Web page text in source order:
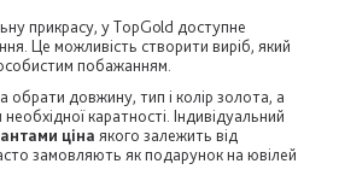
прикрасу, у TopGold доступне
Це можливість створити виріб, який
побажанням.
обрати довжину, тип і колір золота, а
каратності. Індивідуальний
ціна якого залежить від
замовляють як подарунок на ювілей